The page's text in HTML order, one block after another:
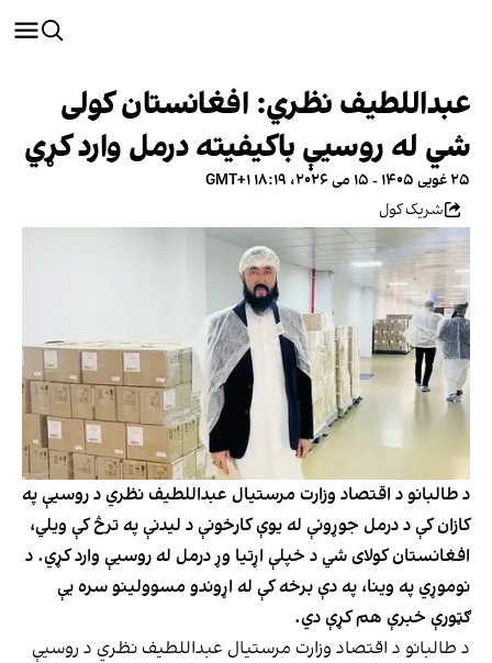
عبداللطیف نظري: افغانستان کولی
شي له روسیې باکیفیته درمل وارد کړي
۲۵ غویی ۱۴۰۵ - ۱۵ می ۲۰۲۶، ۱۸:۱۹ GMT+۱
شریک کول
د طالبانو د اقتصاد وزارت مرستیال عبداللطیف نظري د روسیې په
کازان کې د درمل جوړونې له یوې کارخونې د لیدنې په ترڅ کې ویلي،
افغانستان کولای شي د خپلې اړتیا وړ درمل له روسیې وارد کړي. د
نوموړي په وینا، په دې برخه کې له اړوندو مسوولینو سره یې
ګټورې خبرې هم کړې دي.
د طالبانو د اقتصاد وزارت مرستیال عبداللطیف نظري د روسیې